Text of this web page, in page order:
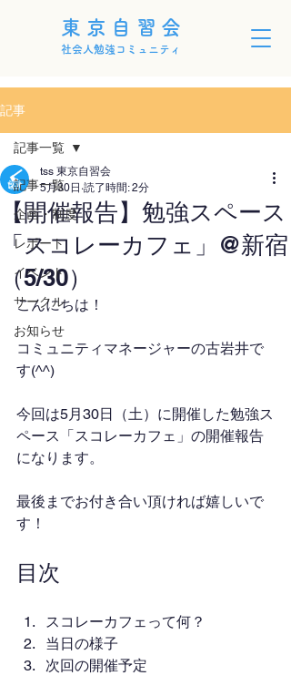
東京自習会
社会人勉強コミュニティ
記事
記事一覧
企画・制度
レポート
イベント
サークル
お知らせ
記事一覧
【開催報告】勉強スペース
「スコレーカフェ」@新宿
（5/30）
tss 東京自習会
5月30日 読了時間: 2分
こんにちは！
コミュニティマネージャーの古岩井で
す(^^)
今回は5月30日（土）に開催した勉強ス
ペース「スコレーカフェ」の開催報告
になります。
最後までお付き合い頂ければ嬉しいで
す！
目次
スコレーカフェって何？
当日の様子
次回の開催予定